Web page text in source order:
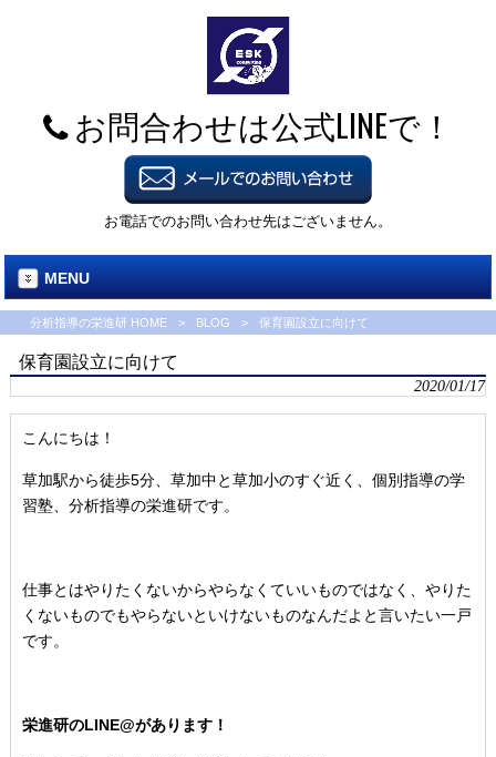
お問合わせは公式LINEで！
お電話でのお問い合わせ先はございません。
MENU
分析指導の栄進研 HOME > BLOG > 保育園設立に向けて
保育園設立に向けて
2020/01/17
こんにちは！
草加駅から徒歩5分、草加中と草加小のすぐ近く、個別指導の学
習塾、分析指導の栄進研です。
仕事とはやりたくないからやらなくていいものではなく、やりた
くないものでもやらないといけないものなんだよと言いたい一戸
です。
栄進研のLINE@があります！